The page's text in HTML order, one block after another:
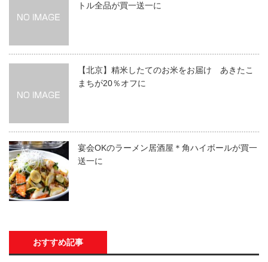
トル全品が買一送一に
【北京】精米したてのお米をお届け あきたこ
まちが20％オフに
宴会OKのラーメン居酒屋＊角ハイボールが買一
送一に
おすすめ記事